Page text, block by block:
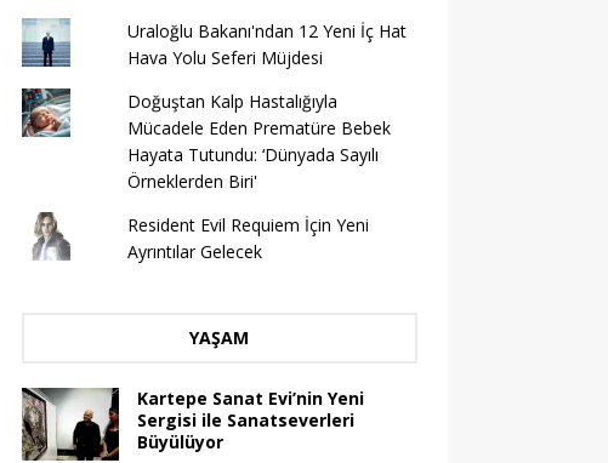
Uraloğlu Bakanı'ndan 12 Yeni İç Hat
Hava Yolu Seferi Müjdesi
Doğuştan Kalp Hastalığıyla
Mücadele Eden Prematüre Bebek
Hayata Tutundu: ‘Dünyada Sayılı
Örneklerden Biri'
Resident Evil Requiem İçin Yeni
Ayrıntılar Gelecek
YAŞAM
Kartepe Sanat Evi’nin Yeni
Sergisi ile Sanatseverleri
Büyülüyor